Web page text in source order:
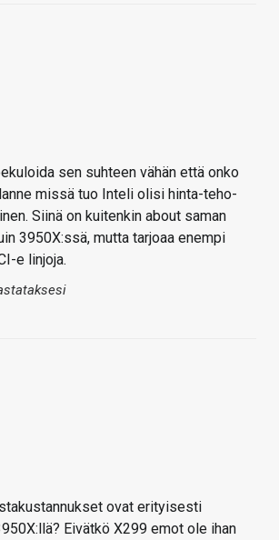
sen suhteen vähän että onko
missä tuo Inteli olisi hinta-teho-
Siinä on kuitenkin about saman
3950X:ssä, mutta tarjoaa enempi
e linjoja.
ovat erityisesti
Eivätkö X299 emot ole ihan